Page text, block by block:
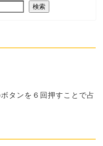
検索
タンを６回押すことで占